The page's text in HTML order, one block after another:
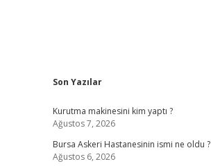
Sidebar
Son Yazılar
Kurutma makinesini kim yaptı ?
Ağustos 7, 2026
Bursa Askeri Hastanesinin ismi ne oldu ?
Ağustos 6, 2026